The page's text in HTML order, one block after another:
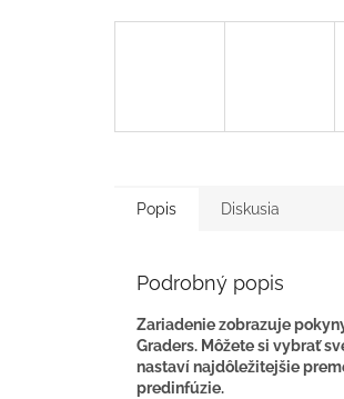
Popis Diskusia
Podrobný popis
Zariadenie zobrazuje
Graders. Môžete si vybrať
nastaví najdôležitejšie
predinfúzie.